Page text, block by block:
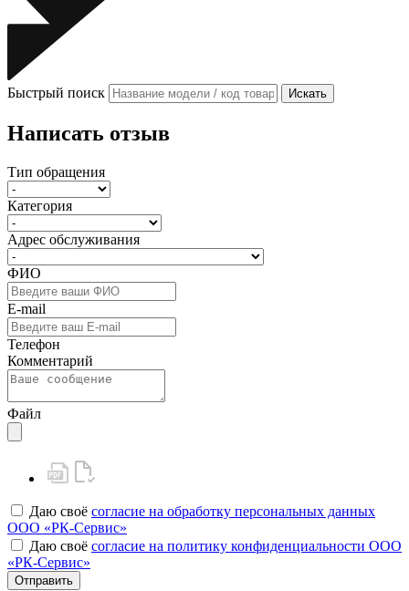
Быстрый поиск Искать
Написать отзыв
Тип обращения
Категория
Адрес обслуживания
ФИО
E-mail
Телефон
Комментарий
Файл
Даю своё согласие на обработку персональных данных
ООО «РК-Сервис»
Даю своё согласие на политику конфиденциальности ООО
«РК-Сервис»
Отправить